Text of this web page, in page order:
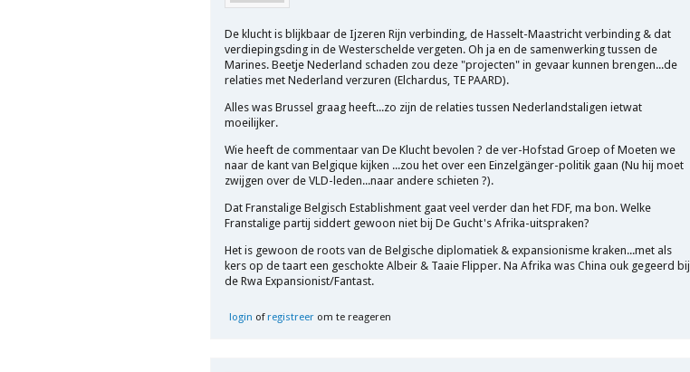
De klucht is blijkbaar de Ijzeren Rijn verbinding, de Hasselt-Maastricht verbinding & dat
verdiepingsding in de Westerschelde vergeten. Oh ja en de samenwerking tussen de
Marines. Beetje Nederland schaden zou deze "projecten" in gevaar kunnen brengen...de
relaties met Nederland verzuren (Elchardus, TE PAARD).
Alles was Brussel graag heeft...zo zijn de relaties tussen Nederlandstaligen ietwat
moeilijker.
Wie heeft de commentaar van De Klucht bevolen ? de ver-Hofstad Groep of Moeten we
naar de kant van Belgique kijken ...zou het over een Einzelgänger-politik gaan (Nu hij moet
zwijgen over de VLD-leden...naar andere schieten ?).
Dat Franstalige Belgisch Establishment gaat veel verder dan het FDF, ma bon. Welke
Franstalige partij siddert gewoon niet bij De Gucht's Afrika-uitspraken?
Het is gewoon de roots van de Belgische diplomatiek & expansionisme kraken...met als
kers op de taart een geschokte Albeir & Taaie Flipper. Na Afrika was China ouk gegeerd bij
de Rwa Expansionist/Fantast.
login ofregistreer om te reageren